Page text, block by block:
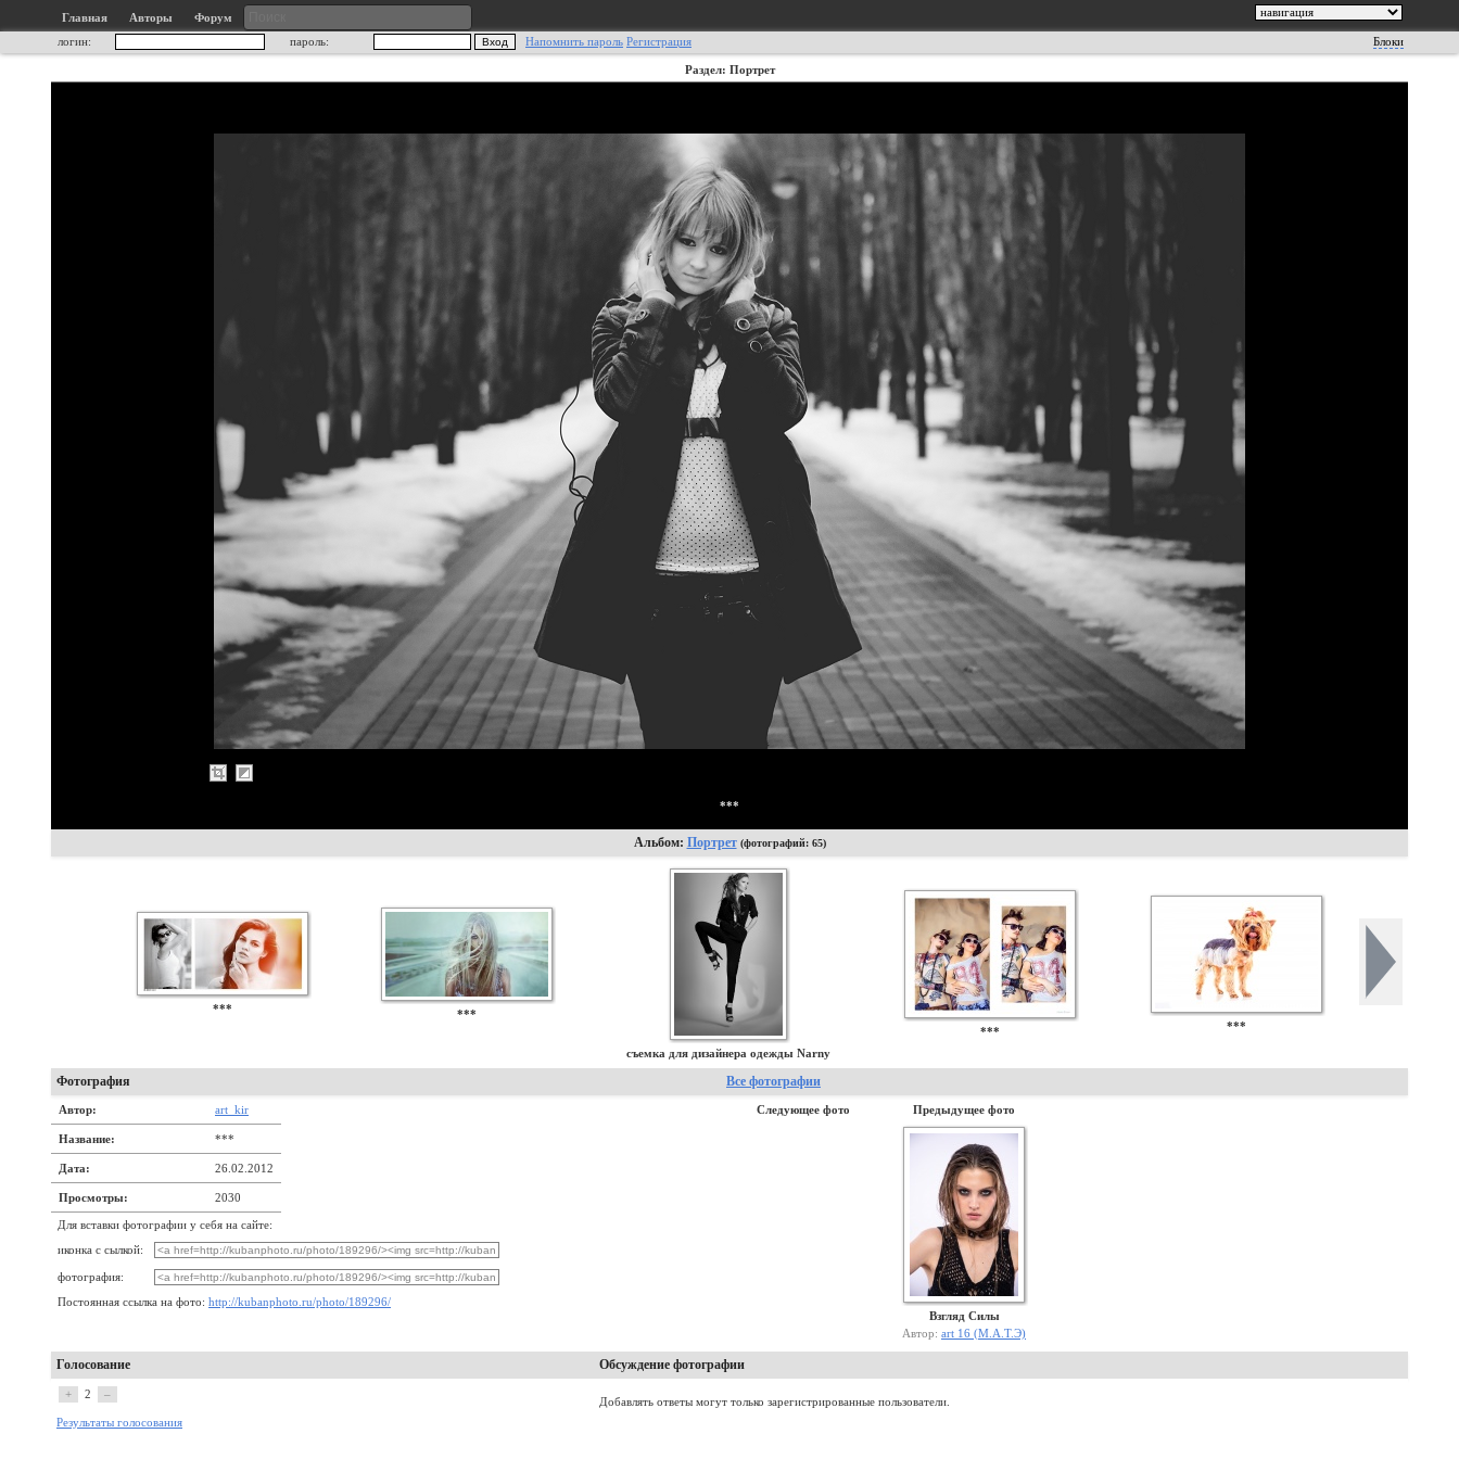
Главная Авторы
Форум
логин:
пароль: Напомнить пароль Регистрация Блоки
Раздел: Портрет
***
Альбом: Портрет (фотографий: 65)
*** ***
съемка для дизайнера одежды Narny
*** ***
Фотография Все фотографии
Автор: art_kir
Название: ***
Дата: 26.02.2012
Просмотры: 2030
Для вставки фотографии у себя на сайте:
иконка с сылкой:
фотография:
Постоянная ссылка на фото: http://kubanphoto.ru/photo/189296/
Следующее фото Предыдущее фото
Взгляд Силы
Автор: art 16 (М.А.Т.Э)
Голосование Обсуждение фотографии
+ 2 –
Результаты голосования
Добавлять ответы могут только зарегистрированные пользователи.